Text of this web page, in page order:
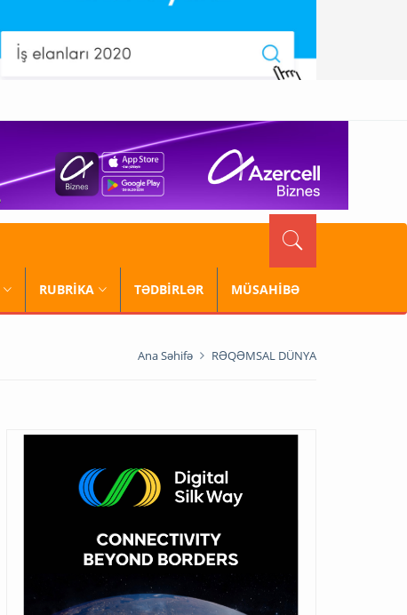
RUBRİKA TƏDBİRLƏR MÜSAHİBƏ
Ana Səhifə RƏQƏMSAL DÜNYA